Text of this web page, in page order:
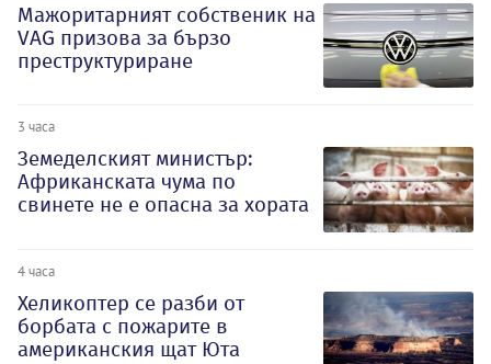
Мажоритарният собственик на
VAG призова за бързо
преструктуриране
3 часа
Земеделският министър:
Африканската чума по
свинете не е опасна за хората
4 часа
Хеликоптер се разби от
борбата с пожарите в
американския щат Юта